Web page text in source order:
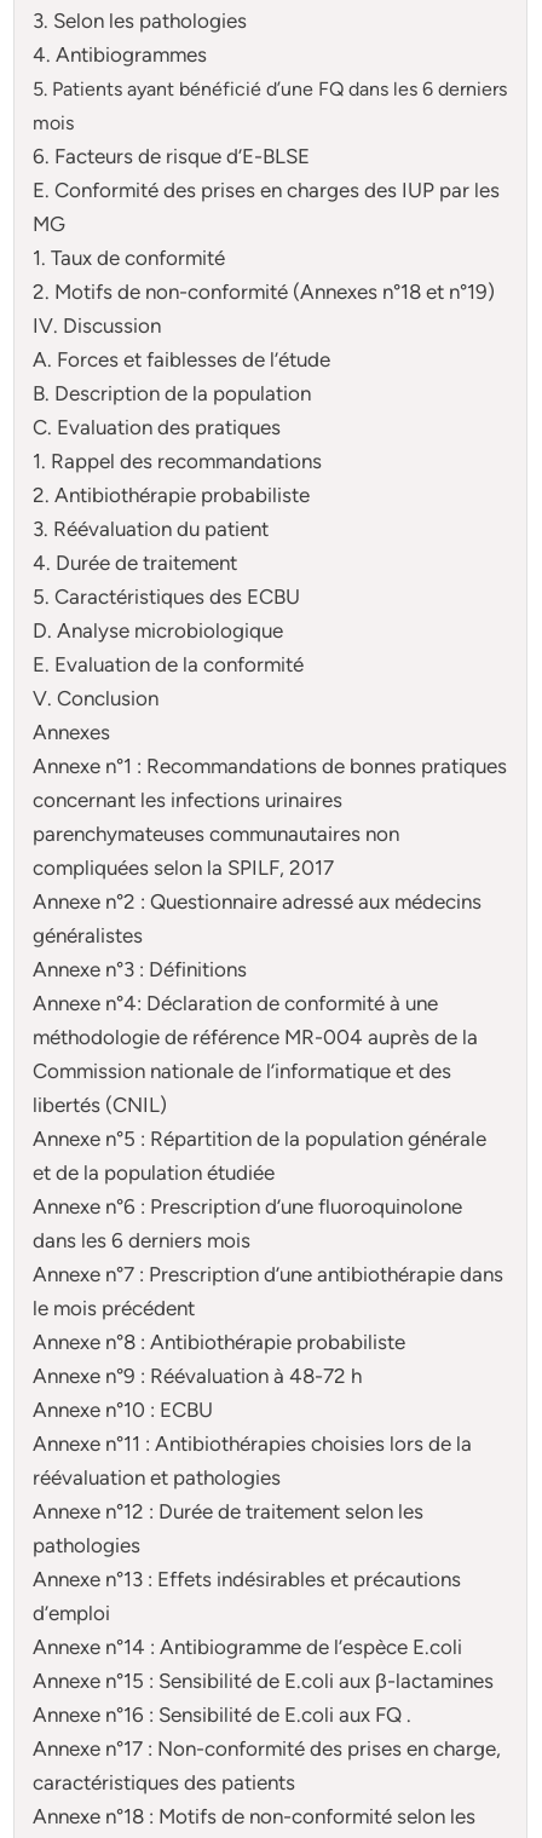
3. Selon les pathologies
4. Antibiogrammes
5. Patients ayant bénéficié d’une FQ dans les 6 derniers
mois
6. Facteurs de risque d’E-BLSE
E. Conformité des prises en charges des IUP par les
MG
1. Taux de conformité
2. Motifs de non-conformité (Annexes n°18 et n°19)
IV. Discussion
A. Forces et faiblesses de l’étude
B. Description de la population
C. Evaluation des pratiques
1. Rappel des recommandations
2. Antibiothérapie probabiliste
3. Réévaluation du patient
4. Durée de traitement
5. Caractéristiques des ECBU
D. Analyse microbiologique
E. Evaluation de la conformité
V. Conclusion
Annexes
Annexe n°1 : Recommandations de bonnes pratiques
concernant les infections urinaires
parenchymateuses communautaires non
compliquées selon la SPILF, 2017
Annexe n°2 : Questionnaire adressé aux médecins
généralistes
Annexe n°3 : Définitions
Annexe n°4: Déclaration de conformité à une
méthodologie de référence MR-004 auprès de la
Commission nationale de l’informatique et des
libertés (CNIL)
Annexe n°5 : Répartition de la population générale
et de la population étudiée
Annexe n°6 : Prescription d’une fluoroquinolone
dans les 6 derniers mois
Annexe n°7 : Prescription d’une antibiothérapie dans
le mois précédent
Annexe n°8 : Antibiothérapie probabiliste
Annexe n°9 : Réévaluation à 48-72 h
Annexe n°10 : ECBU
Annexe n°11 : Antibiothérapies choisies lors de la
réévaluation et pathologies
Annexe n°12 : Durée de traitement selon les
pathologies
Annexe n°13 : Effets indésirables et précautions
d’emploi
Annexe n°14 : Antibiogramme de l’espèce E.coli
Annexe n°15 : Sensibilité de E.coli aux β-lactamines
Annexe n°16 : Sensibilité de E.coli aux FQ .
Annexe n°17 : Non-conformité des prises en charge,
caractéristiques des patients
Annexe n°18 : Motifs de non-conformité selon les